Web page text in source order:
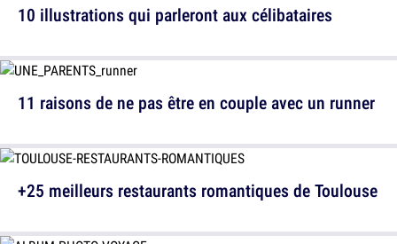
11 raisons de ne pas être en couple avec un runner
10 illustrations qui parleront aux célibataires
+25 meilleurs restaurants romantiques de Toulouse